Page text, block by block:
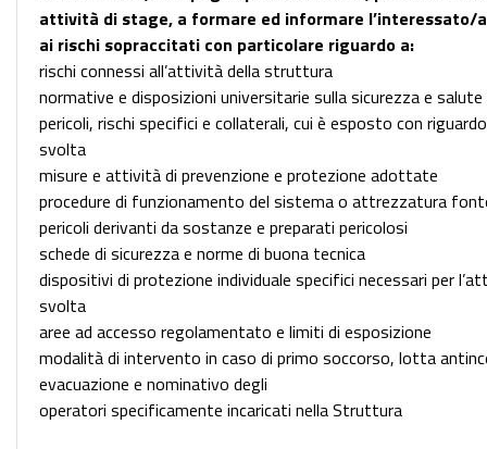
attività di stage, a formare ed informare l’interessato/
ai rischi sopraccitati con particolare riguardo a:
rischi connessi all’attività della struttura
normative e disposizioni universitarie sulla sicurezza e
pericoli, rischi specifici e collaterali, cui è esposto con
svolta
misure e attività di prevenzione e protezione adottate
procedure di funzionamento del sistema o attrezzatura
pericoli derivanti da sostanze e preparati pericolosi
schede di sicurezza e norme di buona tecnica
dispositivi di protezione individuale specifici necessari per
svolta
aree ad accesso regolamentato e limiti di esposizione
modalità di intervento in caso di primo soccorso, lotta
evacuazione e nominativo degli
operatori specificamente incaricati nella Struttura